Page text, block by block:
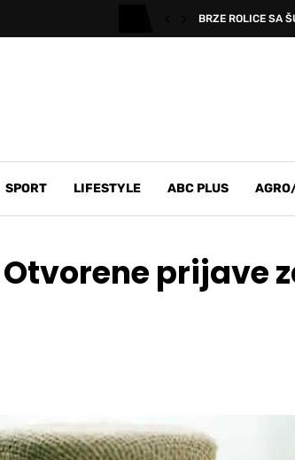
BRZE ROLICE SA
SPORT LIFESTYLE ABC PLUS
Otvorene